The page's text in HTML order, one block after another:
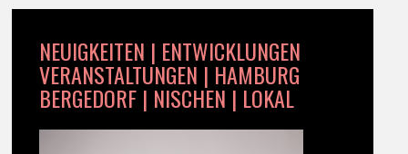
NEUIGKEITEN | ENTWICKLUNGEN
VERANSTALTUNGEN | HAMBURG
BERGEDORF | NISCHEN | LOKAL